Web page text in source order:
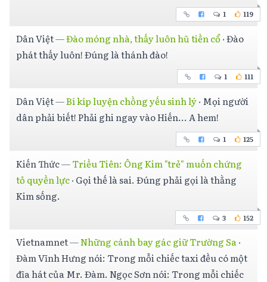
1 119
Dân Việt—Đào móng nhà, thấy luôn hũ tiền cổ·Đào
phát thấy luôn! Đúng là thánh đào!
1 111
Dân Việt—Bí kíp luyện chồng yếu sinh lý· Mọi người
dân phải biết! Phải ghi ngay vào Hiến... A hem!
1 125
Kiến Thức—Triều Tiên: Ông Kim "trẻ" muốn chứng
tỏ quyền lực· Gọi thế là sai. Đúng phải gọi là thằng
Kim sống.
3 152
Vietnamnet—Những cánh bay gác giữ Trường Sa·
Đàm Vĩnh Hưng nói: Trong mỗi chiếc taxi đều có một
đĩa hát của Mr. Đàm. Ngọc Sơn nói: Trong mỗi chiếc